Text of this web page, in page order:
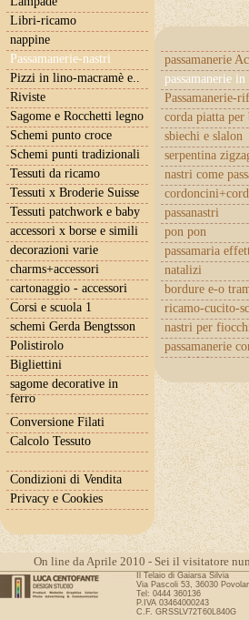
Libri-ricamo
nappine
Passamanerie-nastri
passamanerie
passamanerie
Passamanerie-
corda piatta per
sbiechi e slalon
serpentina
nastri come
passanastri
pon pon
passamaria
natalizi
bordure e-o
ricamo-cucito-
nastri per
passamanerie
cuoricini
Pizzi in lino-macramè e..
Riviste
Sagome e Rocchetti legno
Schemi punto croce
Schemi punti tradizionali
Tessuti da ricamo
Tessuti x Broderie Suisse
Tessuti patchwork e baby
accessori x borse e simili
decorazioni varie
charms+accessori
cartonaggio - accessori
Corsi e scuola 1
schemi Gerda Bengtsson
Polistirolo
Bigliettini
sagome decorative in
ferro
Conversione Filati
Calcolo Tessuto
Condizioni di Vendita
Privacy e Cookies
On line da Aprile 2010 - Sei il visitatore
Il Telaio di Gaiarsa Silvia
Via Pascoli 53, 36030
Tel: 0444 360136
P.IVA 03464000243
C.F. GRSSLV72T60L840G